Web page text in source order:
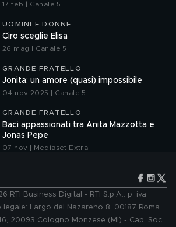
17 feb | Canale 5
UOMINI E DONNE
Ciro sceglie Elisa
26 mag | Canale 5
GRANDE FRATELLO
Jonita: un amore (quasi) impossibile
04 nov 2025 | Canale 5
GRANDE FRATELLO
Baci appassionati tra Anita Mazzotta e
Jonas Pepe
07 nov | Mediaset Extra
RTI Business Digital - RTI S.p.A.: p. iva
legale: Largo del Nazareno 8, 00187 Roma.
20093 Cologno Monzese (MI) - Cap. Soc.